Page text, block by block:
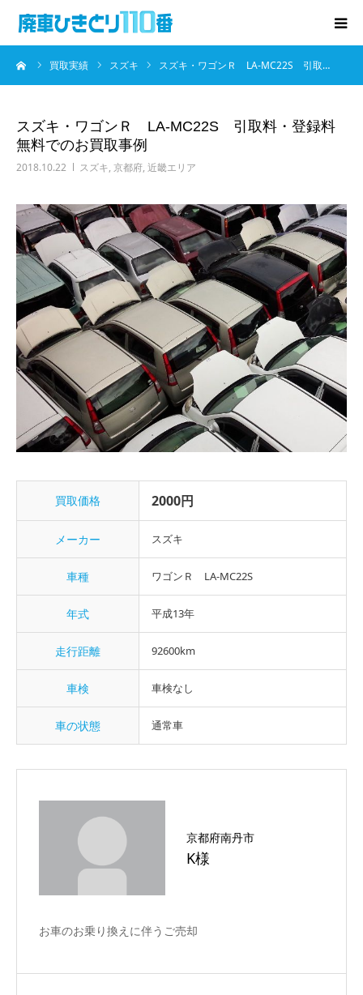
買取実績 スズキ スズキ・ワゴンＲ LA-MC22S 引取…
スズキ・ワゴンＲ LA-MC22S 引取料・登録料
無料でのお買取事例
2018.10.22 スズキ, 京都府, 近畿エリア
買取価格 2000円
メーカー スズキ
車種 ワゴンＲ LA-MC22S
年式 平成13年
走行距離 92600km
車検 車検なし
車の状態 通常車
京都府南丹市
K様
お車のお乗り換えに伴うご売却
廃車･事故車の買取
無料査定
お役立ち情報
お知らせ
会社概要
お問い合わせ